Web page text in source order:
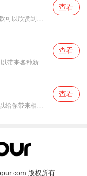
微信读书手机免费下载这是一款可以欣赏到各种小说和文学内容的手机软件，这里大部分都是免费图书。而且还能时不时有活动，比如加入读书打卡群，或者和好友一起组队，还能薅到微信读书的羊毛，一边读书一边薅羊毛，何乐而不为呢。而且软件会把图书分类，就像什么今日书单呐
查看
查看
微信读书手机最新版这是款可以给你带来相当丰富的小说内容以及各种文学作品的手机软件，在这你可以欣赏感受到各种类型的小说内容，还有各种现在流行的文学佳作可以欣赏，为你带来全新的阅读体验。大家在这可以自由的进行内容的阅读，可以感受到文化的魅力，而且这里还为你
查看
版权所有